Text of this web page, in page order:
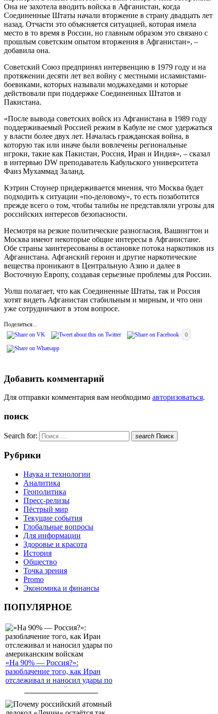
Она не захотела вводить войска в Афганистан, когда
Соединенные Штаты начали вторжение в страну двадцать лет
назад. Отчасти это объясняется ситуацией, которая имела
место в то время в России, но главным образом это связано с
прошлым советским опытом вторжения в Афганистан», –
добавила она.
Советский Союз предпринял интервенцию в 1979 году и на
протяжении десяти лет вел войну с местными исламистами-
боевиками, которых называли моджахедами и которые
действовали при поддержке Соединенных Штатов и
Пакистана.
«После вывода советских войск из Афганистана в 1989 году
поддерживаемый Россией режим в Кабуле не смог удержаться
у власти более двух лет. Началась гражданская война, в
которую так или иначе были вовлечены региональные
игроки, такие как Пакистан, Россия, Иран и Индия», – сказал
в интервью DW преподаватель Кабульского университета
Фаиз Мухаммад Заланд.
Кэтрин Стоунер придерживается мнения, что Москва будет
подходить к ситуации «по-деловому», то есть позаботится
прежде всего о том, чтобы талибы не представляли угрозы для
российских интересов безопасности.
Несмотря на резкие политические разногласия, Вашингтон и
Москва имеют некоторые общие интересы в Афганистане.
Обе страны заинтересованы в остановке потока наркотиков из
Афганистана. Афганский героин и другие наркотические
вещества проникают в Центральную Азию и далее в
Восточную Европу, создавая серьезные проблемы для России.
Уолш полагает, что как Соединенные Штаты, так и Россия
хотят видеть Афганистан стабильным и мирным, и что они
уже сотрудничают в этом вопросе.
Поделиться...
0
Добавить комментарий
Для отправки комментария вам необходимо авторизоваться.
поиск
Search for: search Поиск
Рубрики
Наука и технологии
Аналитика
Геополитика
Пресс-релизы
Пёстрый мир
Текущие события
Глобальные вопросы
Для информации
Здоровье и красота
История
Общество
Точка зрения
Promo
Экономика и финансы
ПОПУЛЯРНОЕ
«На 90% — Россия?»:
разоблачение того, как Иран
отслеживал и наносил удары по
американским войскам